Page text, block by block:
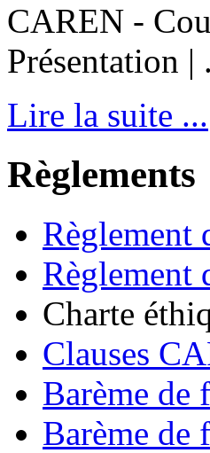
CAREN -
Présentation |
Lire la suite ...
Règlements
Règlement
Règlement
Charte
Clauses
Barème de
Barème de